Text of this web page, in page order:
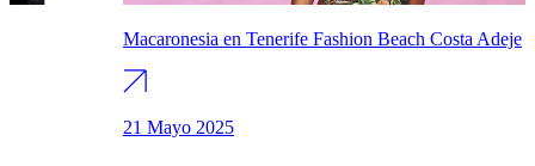
Macaronesia en Tenerife Fashion Beach Costa Adeje